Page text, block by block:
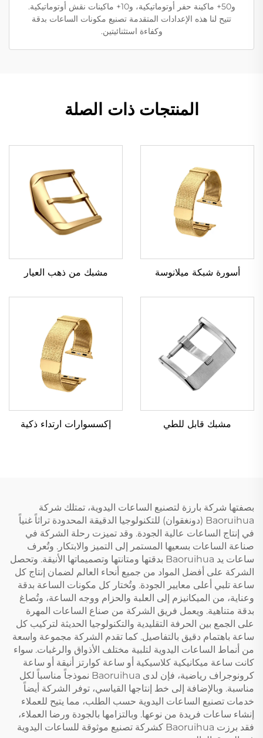
و50+ ماكينة حفر أوتوماتيكية، و10+ ماكينات نقش أوتوماتيكية.
تتيح لنا هذه الإعدادات المتقدمة تصنيع مكونات الساعات بدقة
وكفاءة استثنائيتين.
المنتجات ذات الصلة
أسورة شبكة ميلانوسة مشبك من ذهب العيار
مشبك قابل للطي إكسسوارات ارتداء ذكية
بصفتها شركة بارزة لتصنيع الساعات اليدوية، تمتلك شركة
Baoruihua (دونغقوان) للتكنولوجيا الدقيقة المحدودة تراثاً غنياً
في إنتاج الساعات عالية الجودة. وقد تميزت رحلة الشركة في
صناعة الساعات بسعيها المستمر إلى التميز والابتكار. وتُعرف
ساعات يد Baoruihua بدقتها ومتانتها وتصميماتها الأنيقة. وتحصل
الشركة على أفضل المواد من جميع أنحاء العالم لضمان إنتاج كل
ساعة تلبي أعلى معايير الجودة. وتُختار كل مكونات الساعة بدقة
وعناية، من الميكانيزم إلى العلبة والحزام ووجه الساعة، وتُصاغ
بدقة متناهية. ويعمل فريق الشركة من صناع الساعات المهرة
على الجمع بين الحرفة التقليدية والتكنولوجيا الحديثة لتركيب كل
ساعة باهتمام دقيق بالتفاصيل. كما تقدم الشركة مجموعة واسعة
من أنماط الساعات اليدوية لتلبية مختلف الأذواق والرغبات. سواء
كانت ساعة ميكانيكية كلاسيكية أو ساعة كوارتز أنيقة أو ساعة
كرونوجراف رياضية، فإن لدى Baoruihua نموذجاً مناسباً لكل
مناسبة. وبالإضافة إلى خط إنتاجها القياسي، توفر الشركة أيضاً
خدمات تصنيع الساعات اليدوية حسب الطلب، مما يتيح للعملاء
إنشاء ساعات فريدة من نوعها. وبالتزامها بالجودة ورضا العملاء،
فقد برزت Baoruihua كشركة تصنيع موثوقة للساعات اليدوية